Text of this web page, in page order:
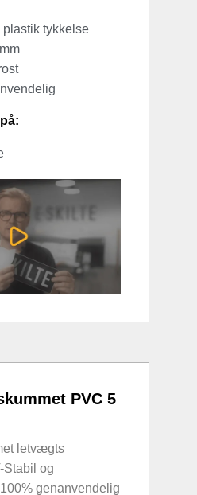
plastik tykkelse
PVC 5
letvægts
Stabil og
genanvendelig